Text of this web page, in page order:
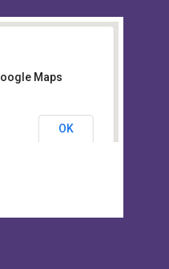
&
Alampur,
Maps